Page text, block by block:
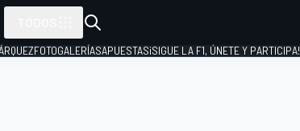
FOTOGALERÍASAPUESTAS¡SIGUE LA F1, ÚNETE Y PARTICIPA!